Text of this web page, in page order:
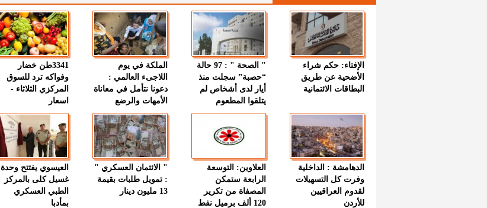
الإفتاء: حكم شراء
الأضحية عن طريق
البطاقات الائتمانية
" الصحة " : 97 حالة
“حصبة” سجلت منذ
أيار لدى أشخاص لم
يتلقوا المطعوم
الملكة في يوم
اللاجىء العالمي :
دعونا نتأمل في معاناة
الأمهات والرضع
3341طن خضار
وفواكه ترد للسوق
المركزي الثلاثاء -
اسعار
الدهامشة : الداخلية
وفرت كل التسهيلات
لقدوم العراقيين
للأردن
العلاوين: التوسعة
الرابعة ستمكن
المصفاة من تكرير
120 ألف برميل نفط
" الائتمان العسكري "
: تمويل طلبات بقيمة
13 مليون دينار
العيسوي يفتتح وحدة
غسيل كلى بالمركز
الطبي العسكري
بمأدبا